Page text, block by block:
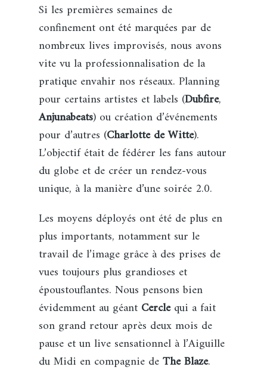
Si les premières semaines de
confinement ont été marquées par de
nombreux lives improvisés, nous avons
vite vu la professionnalisation de la
pratique envahir nos réseaux. Planning
pour certains artistes et labels (Dubfire,
Anjunabeats) ou création d’événements
pour d’autres (Charlotte de Witte).
L’objectif était de fédérer les fans autour
du globe et de créer un rendez-vous
unique, à la manière d’une soirée 2.0.
Les moyens déployés ont été de plus en
plus importants, notamment sur le
travail de l’image grâce à des prises de
vues toujours plus grandioses et
époustouflantes. Nous pensons bien
évidemment au géant Cerclequi a fait
son grand retour après deux mois de
pause et un live sensationnel à l’Aiguille
du Midi en compagnie deThe Blaze.